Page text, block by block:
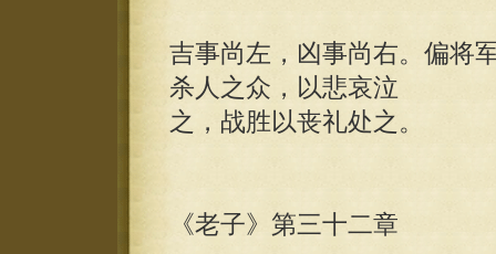
吉事尚左，凶事尚右。偏将
杀人之众，以悲哀泣
之，战胜以丧礼处之。
《老子》第三十二章